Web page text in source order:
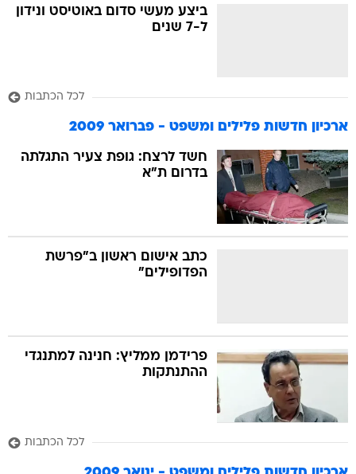
ביצע מעשי סדום באוטיסט ונידון
ל-7 שנים
לכל הכתבות
ארכיון חדשות פלילים ומשפט - פברואר 2009
חשד לרצח: גופת צעיר התגלתה
בדרום ת"א
כתב אישום ראשון ב"פרשת
הפדופילים"
פרידמן ממליץ: חנינה למתנגדי
ההתנתקות
לכל הכתבות